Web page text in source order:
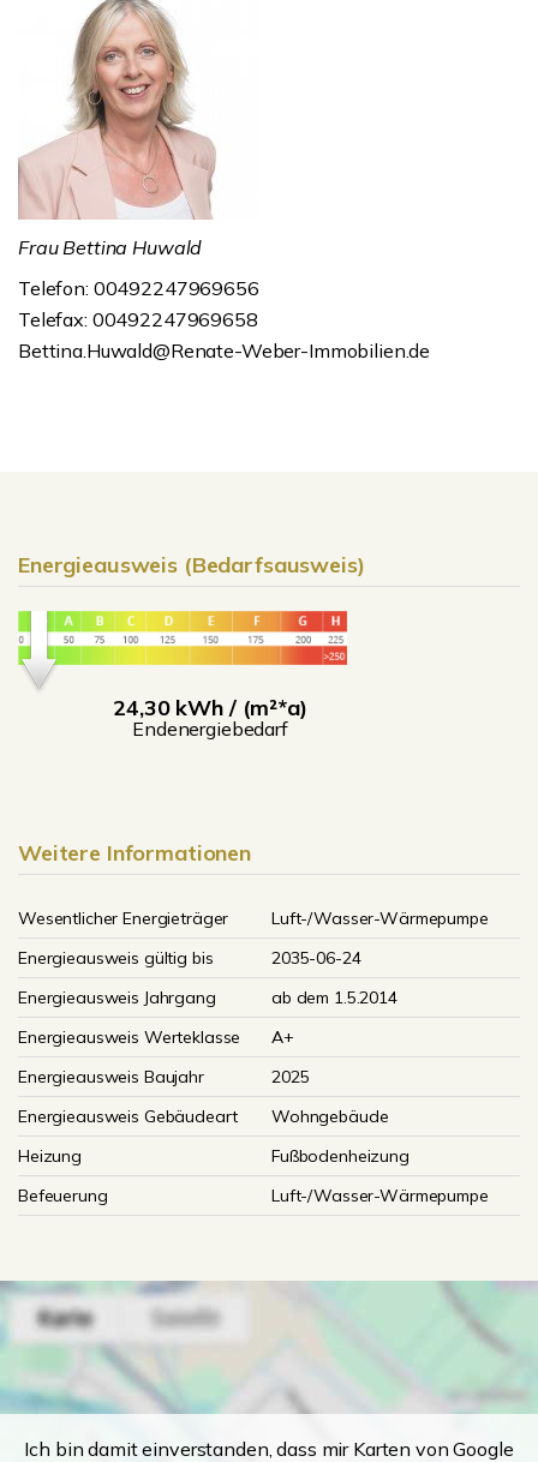
Frau Bettina Huwald
Telefon: 00492247969656
Telefax: 00492247969658
Bettina.Huwald@Renate-Weber-Immobilien.de
Energieausweis (Bedarfsausweis)
24,30 kWh / (m²*a)
Endenergiebedarf
Weitere Informationen
Wesentlicher Energieträger
Luft-/Wasser-Wärmepumpe
Energieausweis gültig bis
2035-06-24
Energieausweis Jahrgang
ab dem 1.5.2014
Energieausweis Werteklasse
A+
Energieausweis Baujahr
2025
Energieausweis Gebäudeart
Wohngebäude
Heizung
Fußbodenheizung
Befeuerung
Luft-/Wasser-Wärmepumpe
Ich bin damit einverstanden, dass mir Karten von Google